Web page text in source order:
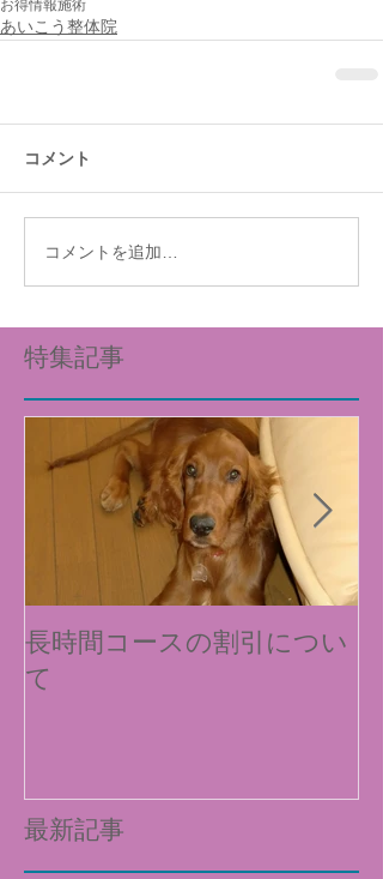
お得情報施術
あいこう整体院
コメント
コメントを追加…
特集記事
長時間コースの割引につい
て
最新記事